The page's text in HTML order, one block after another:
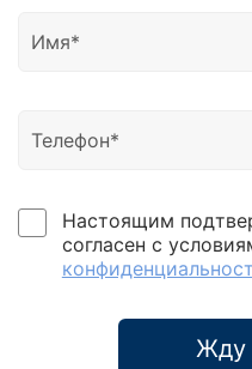
Настоящим
согласен с
Жду